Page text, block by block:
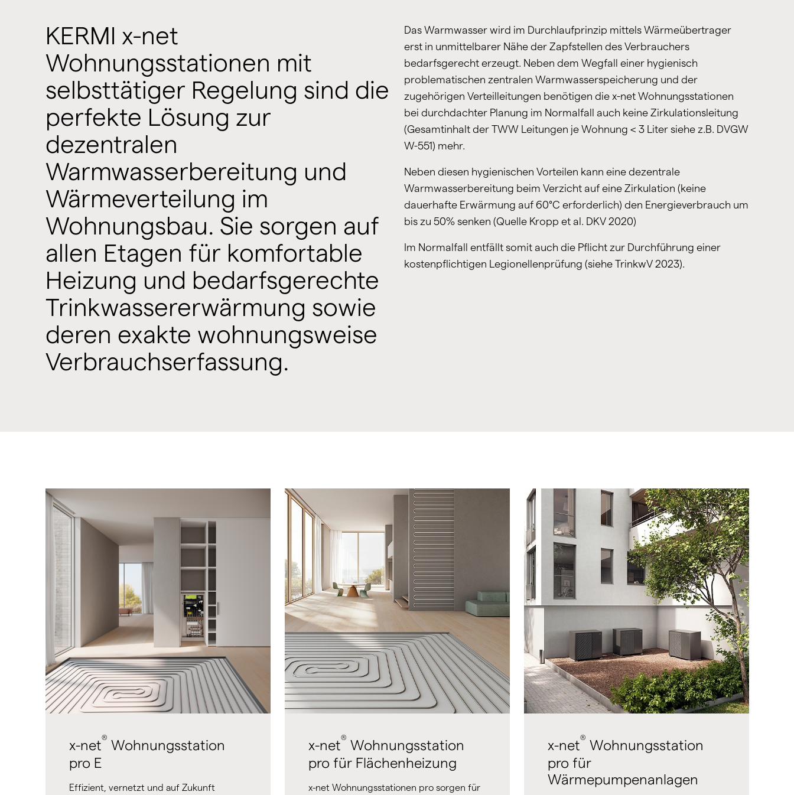
KERMI x-net
Wohnungsstationen mit
selbsttätiger Regelung sind die
perfekte Lösung zur
dezentralen
Warmwasserbereitung und
Wärmeverteilung im
Wohnungsbau. Sie sorgen auf
allen Etagen für komfortable
Heizung und bedarfsgerechte
Trinkwassererwärmung sowie
deren exakte wohnungsweise
Verbrauchserfassung.
Das Warmwasser wird im Durchlaufprinzip mittels Wärmeübertrager
erst in unmittelbarer Nähe der Zapfstellen des Verbrauchers
bedarfsgerecht erzeugt. Neben dem Wegfall einer hygienisch
problematischen zentralen Warmwasserspeicherung und der
zugehörigen Verteilleitungen benötigen die x-net Wohnungsstationen
bei durchdachter Planung im Normalfall auch keine Zirkulationsleitung
(Gesamtinhalt der TWW Leitungen je Wohnung < 3 Liter siehe z.B. DVGW
W-551) mehr.
Neben diesen hygienischen Vorteilen kann eine dezentrale
Warmwasserbereitung beim Verzicht auf eine Zirkulation (keine
dauerhafte Erwärmung auf 60°C erforderlich) den Energieverbrauch um
bis zu 50% senken (Quelle Kropp et al. DKV 2020)
Im Normalfall entfällt somit auch die Pflicht zur Durchführung einer
kostenpflichtigen Legionellenprüfung (siehe TrinkwV 2023).
x-net® Wohnungsstation
pro E
Effizient, vernetzt und auf Zukunft
x-net® Wohnungsstation
pro für Flächenheizung
x-net Wohnungsstationen pro sorgen für
x-net® Wohnungsstation
pro für
Wärmepumpenanlagen